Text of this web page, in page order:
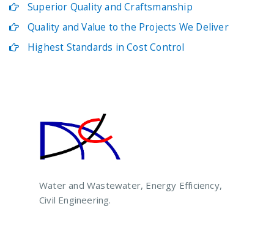
Superior Quality and Craftsmanship
Quality and Value to the Projects We Deliver
Highest Standards in Cost Control
Water and Wastewater, Energy Efficiency,
Civil Engineering.